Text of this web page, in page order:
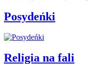
Posydeńki
Religia na fali